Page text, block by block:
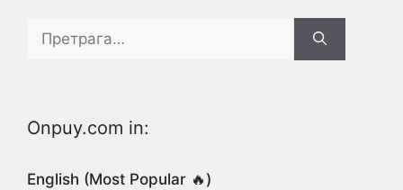
Search
Onpuy.com in:
English (Most Popular 🔥)